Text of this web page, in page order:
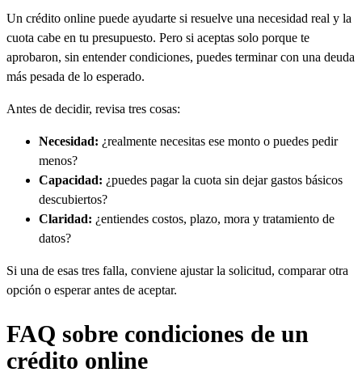
Un crédito online puede ayudarte si resuelve una necesidad real y la
cuota cabe en tu presupuesto. Pero si aceptas solo porque te
aprobaron, sin entender condiciones, puedes terminar con una deuda
más pesada de lo esperado.
Antes de decidir, revisa tres cosas:
Necesidad: ¿realmente necesitas ese monto o puedes pedir
menos?
Capacidad: ¿puedes pagar la cuota sin dejar gastos básicos
descubiertos?
Claridad: ¿entiendes costos, plazo, mora y tratamiento de
datos?
Si una de esas tres falla, conviene ajustar la solicitud, comparar otra
opción o esperar antes de aceptar.
FAQ sobre condiciones de un
crédito online